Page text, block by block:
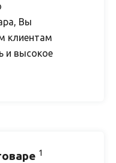
Вы
клиентам
и высокое
1